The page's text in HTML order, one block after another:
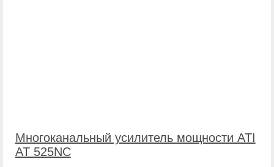
Многоканальный усилитель мощности ATI
AT 525NC